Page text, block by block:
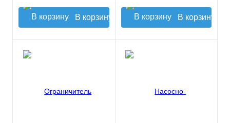
В корзину В корзину